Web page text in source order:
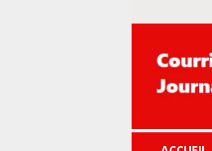
journalistes